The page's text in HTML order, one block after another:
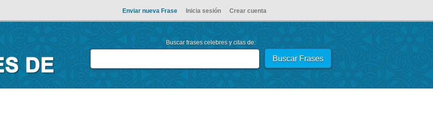
Enviar nueva Frase Inicia sesión Crear cuenta
Buscar frases celebres y citas de: